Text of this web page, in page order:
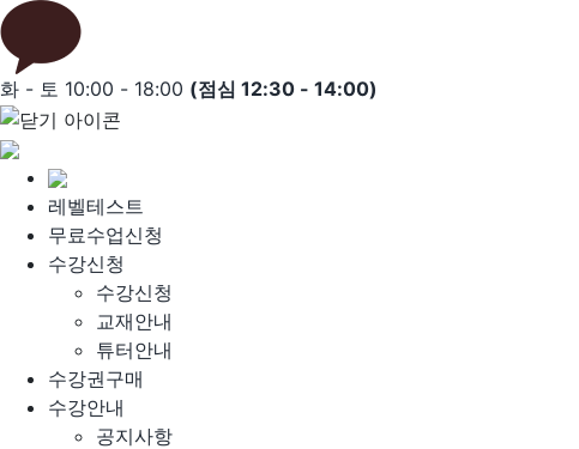
Skip
to
content
화 - 토 10:00 - 18:00 (점심 12:30 - 14:00)
레벨테스트
무료수업신청
수강신청
수강신청
교재안내
튜터안내
수강권구매
수강안내
공지사항